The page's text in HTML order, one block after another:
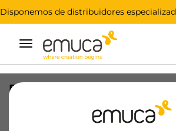
Disponemos de distribuidores
Alternar
navegación
Perfil superior Gola para
cocina, longitud 2,35m,
Pintado blanco